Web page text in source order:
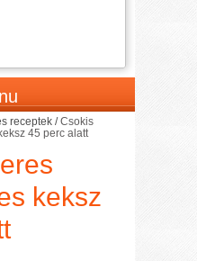
receptek /Csokis
45 perc alatt
keksz